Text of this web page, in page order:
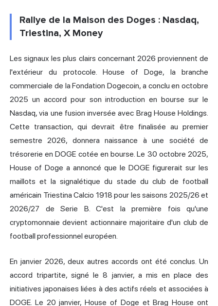
Rallye de la Maison des Doges : Nasdaq,
Triestina, X Money
Les signaux les plus clairs concernant 2026 proviennent de
l'extérieur du protocole. House of Doge, la branche
commerciale de la Fondation Dogecoin, a conclu en octobre
2025 un accord pour son introduction en bourse sur le
Nasdaq, via une fusion inversée avec Brag House Holdings.
Cette transaction, qui devrait être finalisée au premier
semestre 2026, donnera naissance à une société de
trésorerie en DOGE cotée en bourse. Le 30 octobre 2025,
House of Doge a annoncé que le DOGE figurerait sur les
maillots et la signalétique du stade du club de football
américain Triestina Calcio 1918 pour les saisons 2025/26 et
2026/27 de Serie B. C'est la première fois qu'une
cryptomonnaie devient actionnaire majoritaire d'un club de
football professionnel européen.
En janvier 2026, deux autres accords ont été conclus. Un
accord tripartite, signé le 8 janvier, a mis en place des
initiatives japonaises liées à des actifs réels et associées à
DOGE. Le 20 janvier, House of Doge et Brag House ont